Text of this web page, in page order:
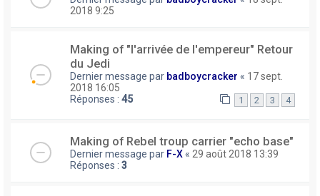
2018 9:25
Making of "l'arrivée de l'empereur" Retour
du Jedi
Dernier message par badboycracker « 17 sept.
2018 16:05
Réponses : 45 1 2 3 4
Making of Rebel troup carrier "echo base"
Dernier message par F-X « 29 août 2018 13:39
Réponses : 3